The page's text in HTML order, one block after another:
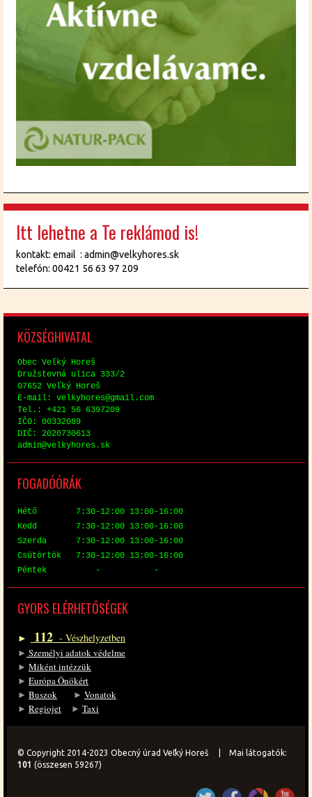
Itt lehetne a Te reklámod is!
kontakt: email : admin@velkyhores.sk
telefón: 00421 56 63 97 209
KÖZ­SÉG­HI­VA­TAL
Obec Veľký Horeš
Družstev­ná uli­ca 333/2
07652 Veľký Horeš
E-mail: vel­ky­hores@​gmail.​com
Tel.: +421 56 6397209
IČO: 00332089
DIČ: 2020730613
ad­min@​vel​kyho​res.​sk
FO­GA­DÓ­ÓRÁK
Hé­tő 7:30-12:00 13:00-16:00
Kedd 7:30-12:00 13:00-16:00
Szer­da 7:30-12:00 13:00-16:00
Csü­tör­tök 7:30-12:00 13:00-16:00
Pén­tek - -
GYORS EL­ÉR­HE­TŐ­SÉ­GEK
► 112 - Vész­hely­zet­ben
► Sze­mé­lyi ada­tok vé­del­me
► Mi­ként in­téz­zük
► Eu­ró­pa Önö­kért
► Bu­szok ► Vo­na­tok
► Re­gi­o­jet ► Ta­xi
© Copyright 2014-2023 Obecný úrad Veľký Horeš | Mai látogatók:
101 (összesen 59267)